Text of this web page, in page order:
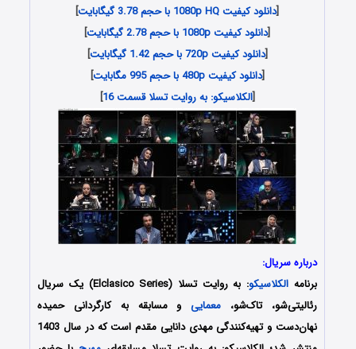
[دانلود کیفیت 1080p HQ با حجم 3.78 گیگابایت
]
[دانلود کیفیت 1080p با حجم 2.78 گیگابایت
]
[دانلود کیفیت 720p با حجم 1.42 گیگابایت
]
[دانلود کیفیت 480p با حجم 995 مگابایت
]
[الکلاسیکو: به روایت تسلا قسمت 16 ]
درباره سریال:
برنامه الکلاسیکو
: به روایت تسلا (Elclasico Series) یک سریال
رئالیتی‌شو، تاک‌شو، معماییو مسابقه به کارگردانی حمیده
نهان‌دست و تهیه‌کنندگی مهدی دانایی مقدم است که در سال 1403